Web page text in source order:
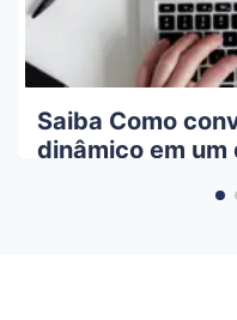
Saiba Como
dinâmico em